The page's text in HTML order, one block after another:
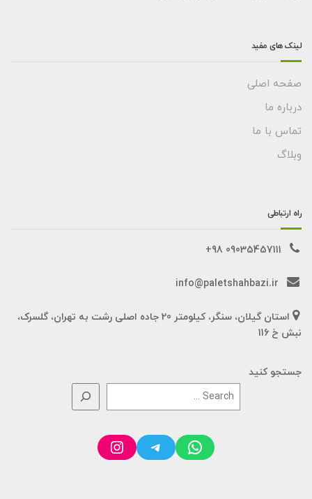
لینک های مفید
صفحه اصلی
درباره ما
تماس با ما
وبلاگ
راه ارتباطی
09035457111 98+
info@paletshahbazi.ir
استان گیلان، سنگر، کیلومتر 20 جاده اصلی رشت به تهران، گلسرک،
نبش خ 116
جستجو کنید
WhatsApp
Telegram
Instagram